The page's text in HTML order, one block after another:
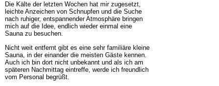
Die Kälte der letzten Wochen hat mir zugesetzt,
leichte Anzeichen von Schnupfen und die Suche
nach ruhiger, entspannender Atmosphäre bringen
mich auf die Idee, endlich wieder einmal eine
Sauna zu besuchen.
Nicht weit entfernt gibt es eine sehr familiäre kleine
Sauna, in der einander die meisten Gäste kennen.
Auch ich bin dort nicht unbekannt und als ich am
späteren Nachmittag eintreffe, werde ich freundlich
vom Personal begrüßt.